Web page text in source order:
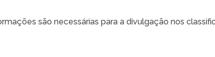
são necessárias para a divulgação nos